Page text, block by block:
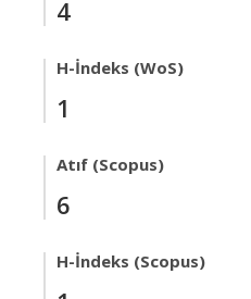
4
H-İndeks (WoS)
1
Atıf (Scopus)
6
H-İndeks (Scopus)